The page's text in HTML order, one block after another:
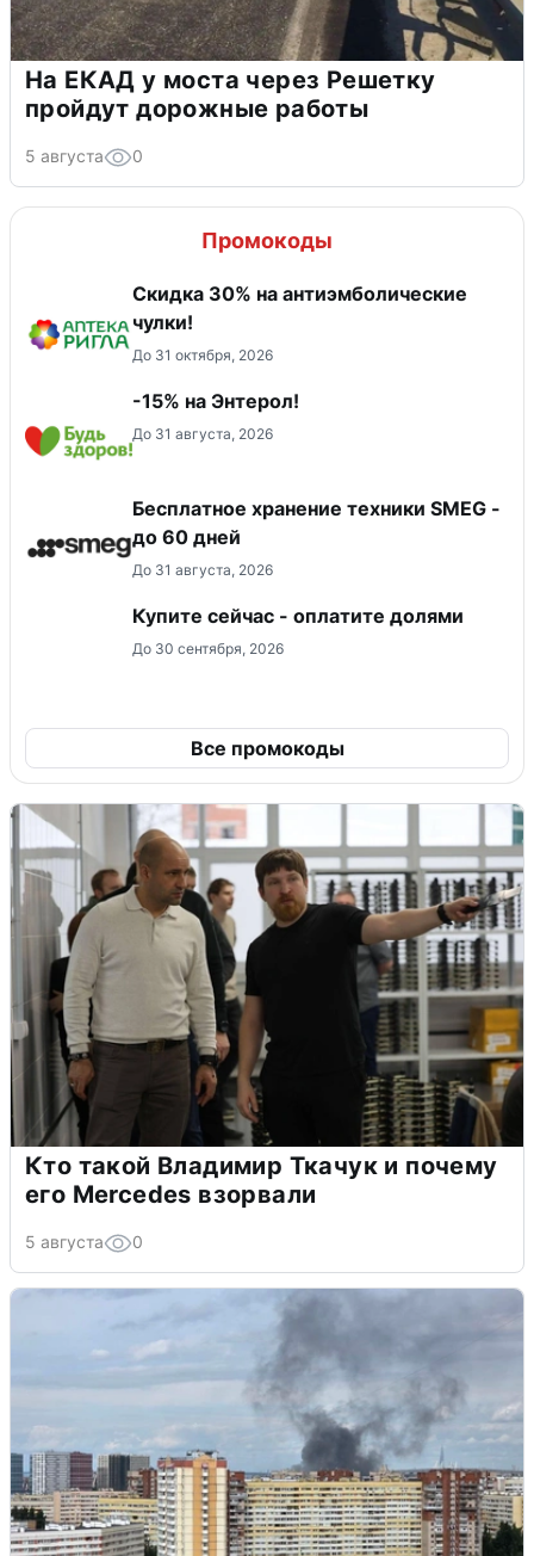
На ЕКАД у моста через Решетку
пройдут дорожные работы
5 августа 0
Промокоды
Скидка 30% на антиэмболические
чулки!
До 31 октября, 2026
-15% на Энтерол!
До 31 августа, 2026
Бесплатное хранение техники SMEG -
до 60 дней
До 31 августа, 2026
Купите сейчас - оплатите долями
До 30 сентября, 2026
Все промокоды
Кто такой Владимир Ткачук и почему
его Mercedes взорвали
5 августа 0